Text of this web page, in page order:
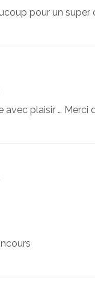
pour un super
avec plaisir … Merci